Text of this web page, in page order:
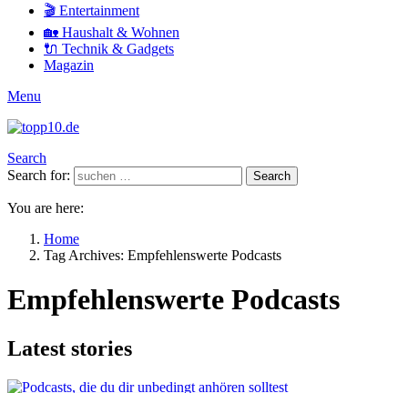
🎬 Entertainment
🏡 Haushalt & Wohnen
🔌 Technik & Gadgets
Magazin
Menu
Search
Search for:
Search
You are here:
Home
Tag Archives: Empfehlenswerte Podcasts
Empfehlenswerte Podcasts
Latest stories